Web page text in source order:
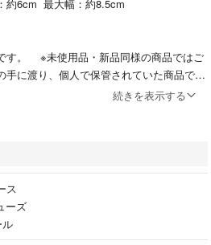
約6cm 最大幅：約8.5cm
す。 ※未使用品・新品同様の商品ではご
手に渡り、個人で保管されていた商品で
スレなど微細な状態変化が見られる場合が
い。
続きを表示する
ス
ーズ
ル